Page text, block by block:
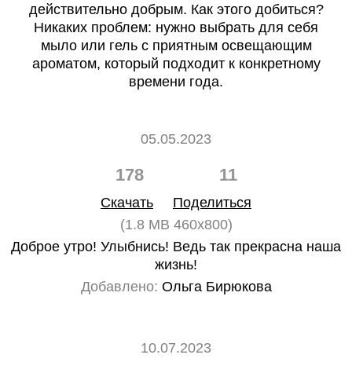
действительно добрым. Как этого добиться?
Никаких проблем: нужно выбрать для себя
мыло или гель с приятным освещающим
ароматом, который подходит к конкретному
времени года.
05.05.2023
178 11
Скачать
Поделиться
(1.8 MB 460x800)
Доброе утро! Улыбнись! Ведь так прекрасна наша
жизнь!
Добавлено: Ольга Бирюкова
10.07.2023